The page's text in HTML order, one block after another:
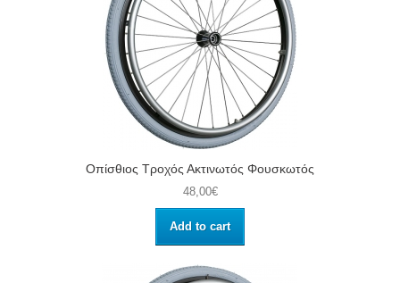
Οπίσθιος Τροχός Ακτινωτός Φουσκωτός
48,00€
Add to cart